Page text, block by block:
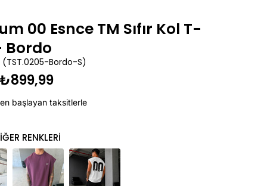
00 Esnce TM Sıfır Kol T-
Bordo
(TST.0205-Bordo-S)
₺899,99
başlayan taksitlerle